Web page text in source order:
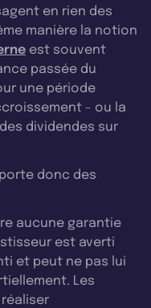
en rien des
manière la notion
est souvent
passée du
une période
- ou la
dividendes sur
donc des
aucune garantie
est averti
et peut ne pas lui
Les